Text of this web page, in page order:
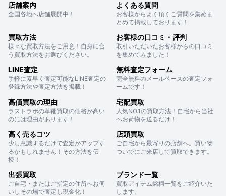
店舗案内
全国各地へ店舗展開中！
よくある質問
お客様からよく頂くご質問を集めま
とめて掲載しております！
買取方法
様々な買取方法をご用意！自身に合
う買取方法をお選びください。
お客様の口コミ・評判
取引いただいたお客様からの口コミ
を集めてみました！
LINE査定
手軽に素早く査定可能なLINE査定の
登録方法や査定方法を掲載！
無料査定フォーム
完全無料のメールベースの査定フォ
ームです！
高価買取の理由
ラストラボの革靴買取の価格が高い
のには理由があります！
宅配買取
人気NO.1の買取方法！自宅から当社
へお荷物を送るだけ！
高く売るコツ
少し意識するだけで査定がアップす
るかもしれません！その方法を伝
授！
店頭買取
ご自宅から最寄りの店舗へ。買い物
ついでにご来店して買取できます。
出張買取
ご自宅・またはご指定の住所へお伺
いしその場で査定し現金化！
ブランド一覧
買取アイテム銘柄一覧をご紹介いた
します。